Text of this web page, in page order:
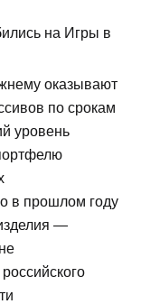
на Игры в
оказывают
по срокам
уровень
в прошлом году
—